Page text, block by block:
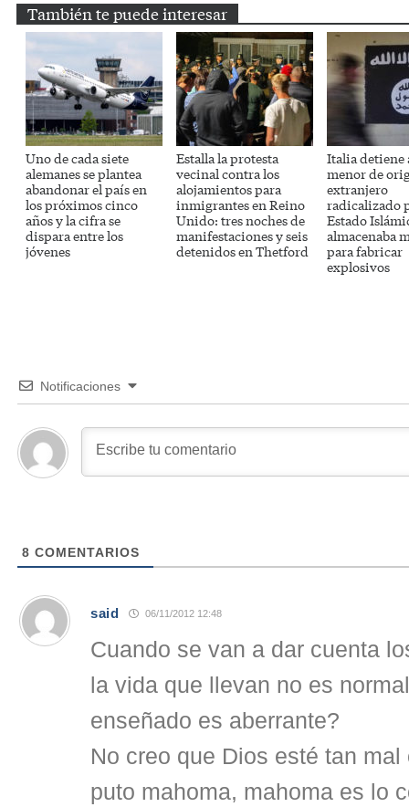
También te puede interesar
Uno de cada siete
alemanes se plantea
abandonar el país en
los próximos cinco
años y la cifra se
dispara entre los
jóvenes
Estalla la protesta
vecinal contra los
alojamientos para
inmigrantes en Reino
Unido: tres noches de
manifestaciones y seis
detenidos en Thetford
Italia detiene
menor de
extranjero
radicalizado
Estado
almacenaba
para fabricar
explosivos
Notificaciones
8 COMENTARIOS
said 06/11/2012 12:48
Cuando se van a dar cuenta
la vida que llevan no es
enseñado es aberrante?
No creo que Dios esté tan
puto mahoma, mahoma es lo